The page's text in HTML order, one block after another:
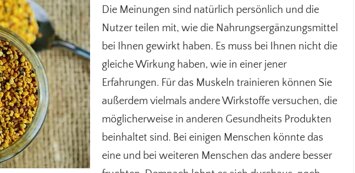
Die Meinungen sind natürlich persönlich und die
Nutzer teilen mit, wie die Nahrungsergänzungsmittel
bei Ihnen gewirkt haben. Es muss bei Ihnen nicht die
gleiche Wirkung haben, wie in einer jener
Erfahrungen. Für das Muskeln trainieren können Sie
außerdem vielmals andere Wirkstoffe versuchen, die
möglicherweise in anderen Gesundheits Produkten
beinhaltet sind. Bei einigen Menschen könnte das
eine und bei weiteren Menschen das andere besser